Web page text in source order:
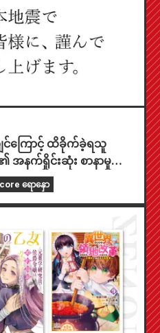
င်ကြောင့် ထိခိုက်ခဲ့ရသူ
နက်ရှိုင်းဆုံး စာနာမှုကို
core ရောနှော